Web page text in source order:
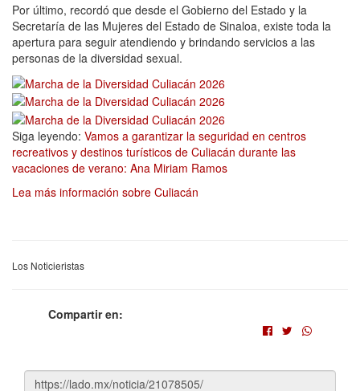
Por último, recordó que desde el Gobierno del Estado y la
Secretaría de las Mujeres del Estado de Sinaloa, existe toda la
apertura para seguir atendiendo y brindando servicios a las
personas de la diversidad sexual.
Siga leyendo: Vamos a garantizar la seguridad en centros
recreativos y destinos turísticos de Culiacán durante las
vacaciones de verano: Ana Miriam Ramos
Lea más información sobre Culiacán
Los Noticieristas
Compartir en: